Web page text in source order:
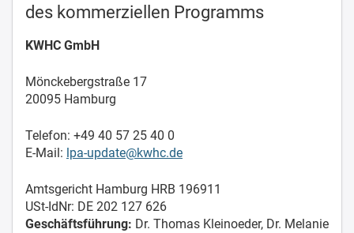
des kommerziellen Programms
KWHC GmbH
Mönckebergstraße 17
20095 Hamburg
Telefon: +49 40 57 25 40 0
E-Mail: lpa-update@kwhc.de
Amtsgericht Hamburg HRB 196911
USt-IdNr: DE 202 127 626
Geschäftsführung: Dr. Thomas Kleinoeder, Dr. Melanie